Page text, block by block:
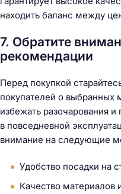
находить баланс между
7. Обратите
рекомендации
Перед покупкой
покупателей о
избежать разочарования и
в повседневной
внимание на следующие
Удобство посадки на
Качество материалов